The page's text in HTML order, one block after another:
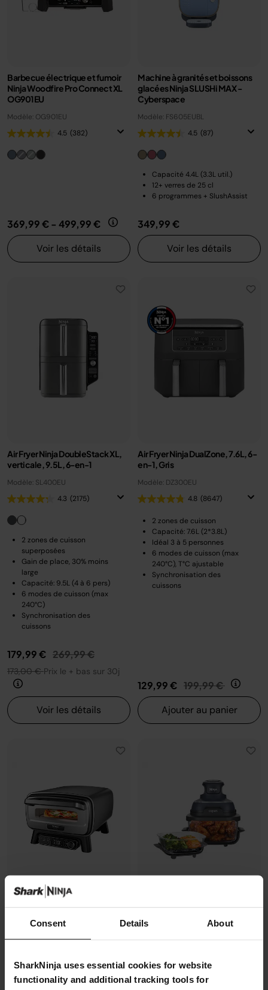
Consent Details About
SharkNinja uses essential cookies for website
functionality and additional tracking tools for
Barbecue électrique et fumoir
Ninja Woodfire Pro Connect XL
OG901EU
Modèle: OG901EU
4.5 (382)
369,99 €- 499,99 €
Voir les détails
Machine à granités et boissons
glacées Ninja SLUSHi MAX -
Cyberspace
Modèle: FS605EUBL
4.5 (87)
Capacité 4.4L (3.3L util.)
12+ verres de 25 cl
6 programmes + SlushAssist
349,99 €
Voir les détails
Air Fryer Ninja DoubleStack XL,
verticale, 9.5L, 6-en-1
Modèle: SL400EU
4.3 (2175)
2 zones de cuisson
superposées
Gain de place, 30% moins
large
Capacité: 9.5L (4 à 6 pers)
6 modes de cuisson (max
240°C)
Synchronisation des
cuissons
179,99 € Prix réduit de
269,99 €au
173,00 €Prix le + bas sur 30j
Voir les détails
Air Fryer Ninja DualZone, 7.6L, 6-
en-1, Gris
Modèle: DZ300EU
4.8 (8647)
2 zones de cuisson
Capacité: 7.6L (2*3.8L)
Idéal 3 à 5 personnes
6 modes de cuisson (max
240°C), T°C ajustable
Synchronisation des
cuissons
129,99 € Prix réduit de
199,99 € au
Ajouter au panier
d’extérieur, avec fonction Air
Fryer Ninja Artisan
4.7 (228)
CRISPi
4.3
(1070)